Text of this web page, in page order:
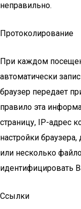
неправильно.
Протоколирование
При каждом
автоматически
браузер передает
правило эта
страницу, IP-адрес
настройки
или несколько
идентифицировать
Ссылки